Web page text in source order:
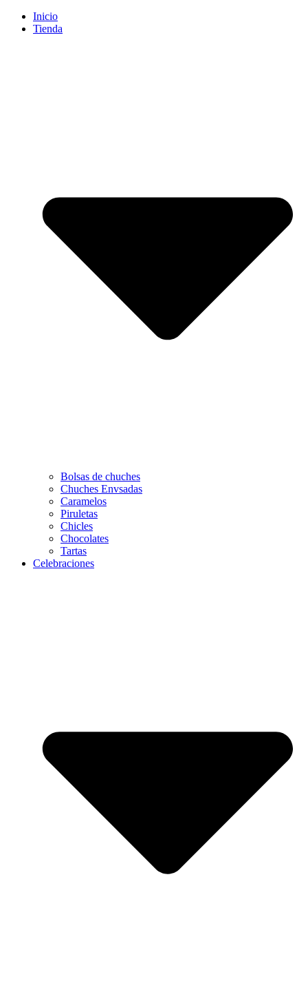
Inicio
Tienda
Bolsas de chuches
Chuches Envsadas
Caramelos
Piruletas
Chicles
Chocolates
Tartas
Celebraciones